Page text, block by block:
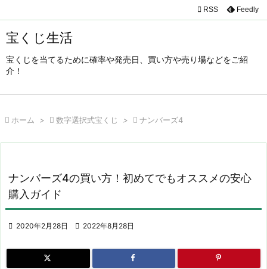
宝くじ生活
宝くじを当てるために確率や発売日、買い方や売り場などをご紹
介！

サイド
前へ
 RSS Feedly
 ホーム >  数字選択式宝くじ >  ナンバーズ4
ナンバーズ4の買い方！初めてでもオススメの安心
購入ガイド
 2020年2月28日  2022年8月28日